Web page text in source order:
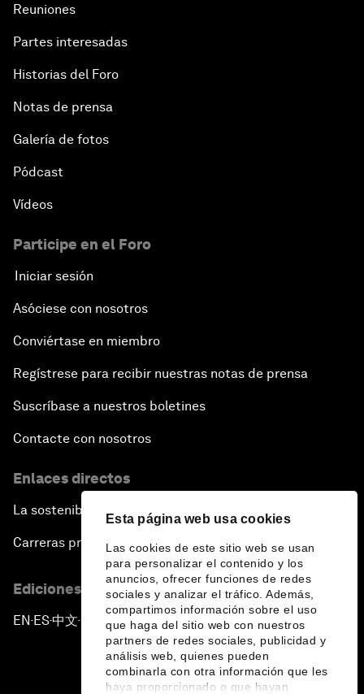
Esta página web usa cookies
Las cookies de este sitio web se usan
para personalizar el contenido y los
anuncios, ofrecer funciones de redes
sociales y analizar el tráfico. Además,
compartimos información sobre el uso
que haga del sitio web con nuestros
partners de redes sociales, publicidad y
análisis web, quienes pueden
combinarla con otra información que les
haya proporcionado o que hayan
Reuniones
Partes interesadas
Historias del Foro
Notas de prensa
Galería de fotos
Pódcast
Vídeos
Participe en el Foro
Iniciar sesión
Asóciese con nosotros
Conviértase en miembro
Regístrese para recibir nuestras notas de prensa
Suscríbase a nuestros boletines
Contacte con nosotros
Enlaces directos
La sostenibilidad en el Foro
Carreras profesionales
Ediciones en otros idiomas
EN ▪ES▪中文▪ 日本語